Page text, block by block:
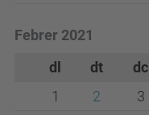
Febrer 2021
dl
dt dc
1
2 3